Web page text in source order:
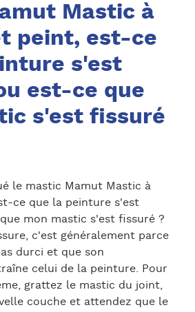
Mastic à
peint, est-ce
s'est
est-ce que
s'est fissuré
le mastic Mamut Mastic à
ce que la peinture s'est
mon mastic s'est fissuré ?
c'est généralement parce
durci et que son
celui de la peinture. Pour
grattez le mastic du joint,
couche et attendez que le